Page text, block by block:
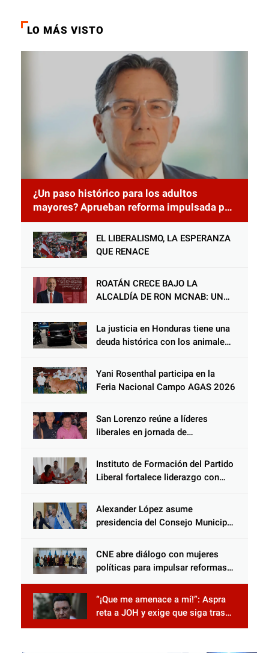
LO MÁS VISTO
¿Un paso histórico para los adultos
mayores? Aprueban reforma impulsada por
el diputado Salomón Nazar para fortalecer
su protección en HondurasEL LIBERALISMO, LA ESPERANZA
QUE RENACE
ROATÁN CRECE BAJO LA
ALCALDÍA DE RON MCNAB: UN
COMUNIDAD Y DEL PARTIDO
LIBERAL
La justicia en Honduras tiene una
deuda histórica con los animales,
peso de la ley al responsable de
Choloma es consolidar un Estado
que protege al verdugo y
Yani Rosenthal participa en la
Feria Nacional Campo AGAS 2026
San Lorenzo reúne a líderes
liberales en jornada de
Instituto de Formación del Partido
Liberal fortalece liderazgo con
Alexander López asume
presidencia del Consejo Municipal
Censo Nacional 2026
CNE abre diálogo con mujeres
políticas para impulsar reformas
“¡Que me amenace a mí!”: Aspra
reta a JOH y exige que siga tras
las rejas